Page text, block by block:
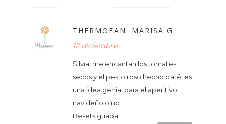
THERMOFAN. MARISA G.
12 diciembre
Silvia, me encantan los tomates
secos y el pesto roso hecho paté, es
una idea genial para el aperitivo
navideño o no.
Besets guapa.